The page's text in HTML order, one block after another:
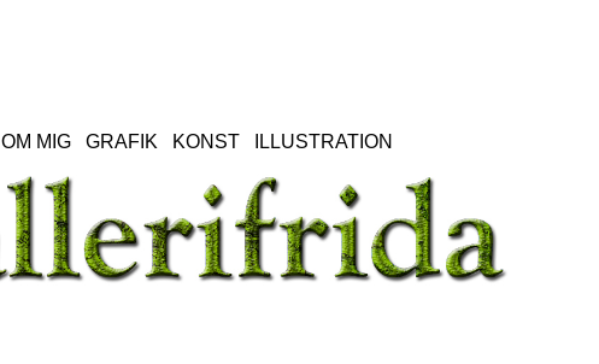
OM MIG GRAFIK KONST ILLUSTRATION